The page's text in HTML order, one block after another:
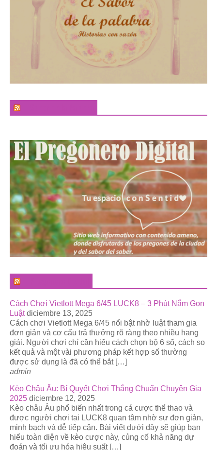
Cách Chơi Vietlott Mega 6/45 LUCK8 – 3 Phút Nắm Gọn
Luật diciembre 13, 2025
Cách chơi Vietlott Mega 6/45 nổi bật nhờ luật tham gia
đơn giản và cơ cấu trả thưởng rõ ràng theo nhiều hạng
giải. Người chơi chỉ cần hiểu cách chọn bộ 6 số, cách so
kết quả và một vài phương pháp kết hợp số thường
được sử dụng là đã có thể bắt […]
admin
Kèo Châu Âu: Bí Quyết Chơi Thắng Chuẩn Chuyên Gia
2025 diciembre 12, 2025
Kèo châu Âu phổ biến nhất trong cá cược thể thao và
được người chơi tại LUCK8 quan tâm nhờ sự đơn giản,
minh bạch và dễ tiếp cận. Bài viết dưới đây sẽ giúp bạn
hiểu toàn diện về kèo cược này, củng cố khả năng dự
đoán và tối ưu hóa hiệu suất […]